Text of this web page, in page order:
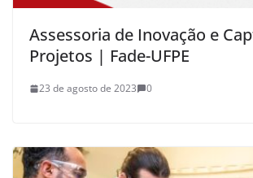
Assessoria de Inovação e
Projetos | Fade-UFPE
23 de agosto de 2023 0